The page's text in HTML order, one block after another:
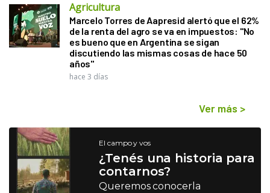
Agricultura
Marcelo Torres de Aapresid alertó que el 62%
de la renta del agro se va en impuestos: "No
es bueno que en Argentina se sigan
discutiendo las mismas cosas de hace 50
años"
hace 3 días
Ver más >
El campo y vos
¿Tenés una historia para
contarnos?
Queremos conocerla